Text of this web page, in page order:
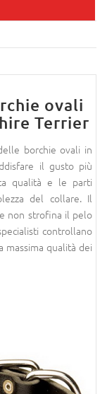
ovali
Terrier
borchie ovali in
il gusto più
qualità e le parti
del collare. Il
non strofina il pelo
controllano
qualità dei